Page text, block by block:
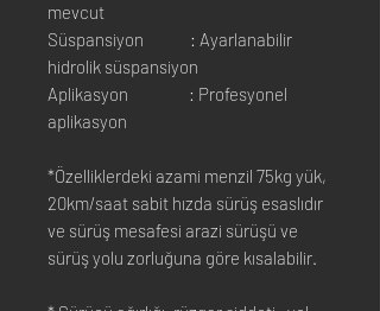
mevcut
Süspansiyon : Ayarlanabilir
hidrolik süspansiyon
Aplikasyon : Profesyonel
aplikasyon
*Özelliklerdeki azami menzil 75kg yük,
20km/saat sabit hızda sürüş esaslıdır
ve sürüş mesafesi arazi sürüşü ve
sürüş yolu zorluğuna göre kısalabilir.